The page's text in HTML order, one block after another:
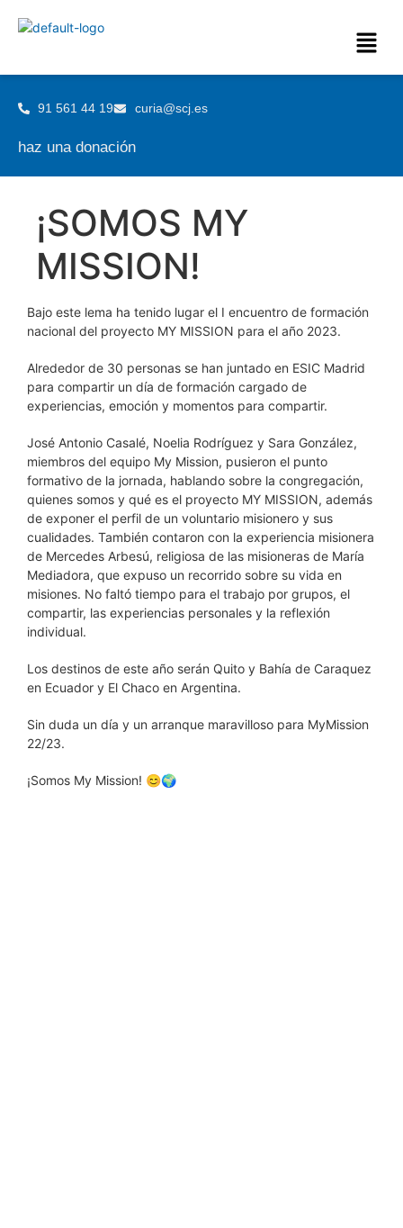
91 561 44 19 curia@scj.es
haz una donación
¡SOMOS MY
MISSION!
Bajo este lema ha tenido lugar el I encuentro de formación
nacional del proyecto MY MISSION para el año 2023.
Alrededor de 30 personas se han juntado en ESIC Madrid
para compartir un día de formación cargado de
experiencias, emoción y momentos para compartir.
José Antonio Casalé, Noelia Rodríguez y Sara González,
miembros del equipo My Mission, pusieron el punto
formativo de la jornada, hablando sobre la congregación,
quienes somos y qué es el proyecto MY MISSION, además
de exponer el perfil de un voluntario misionero y sus
cualidades. También contaron con la experiencia misionera
de Mercedes Arbesú, religiosa de las misioneras de María
Mediadora, que expuso un recorrido sobre su vida en
misiones. No faltó tiempo para el trabajo por grupos, el
compartir, las experiencias personales y la reflexión
individual.
Los destinos de este año serán Quito y Bahía de Caraquez
en Ecuador y El Chaco en Argentina.
Sin duda un día y un arranque maravilloso para MyMission
22/23.
¡Somos My Mission! 😊🌍